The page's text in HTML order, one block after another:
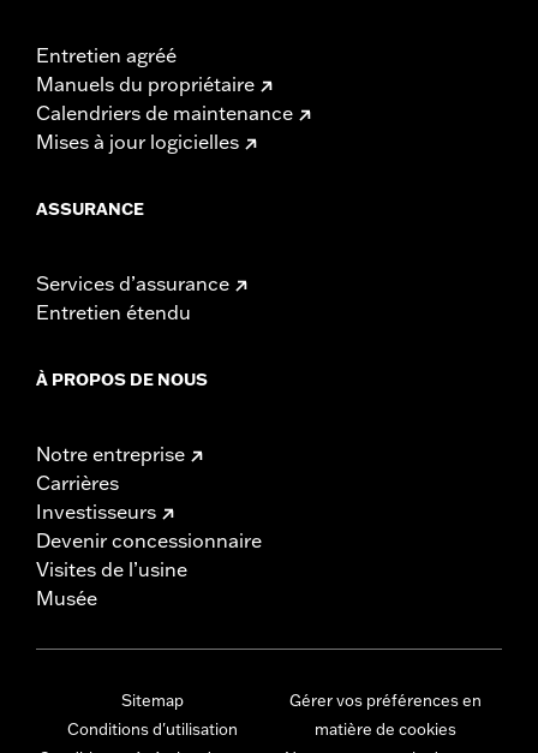
Entretien agréé
Manuels du propriétaire
Calendriers de maintenance
Mises à jour logicielles
ASSURANCE
Services d’assurance
Entretien étendu
À PROPOS DE NOUS
Notre entreprise
Carrières
Investisseurs
Devenir concessionnaire
Visites de l’usine
Musée
Sitemap
Conditions d'utilisation
Gérer vos préférences en
matière de cookies